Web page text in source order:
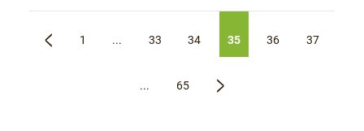
1 ... 33 34 35 36 37
... 65